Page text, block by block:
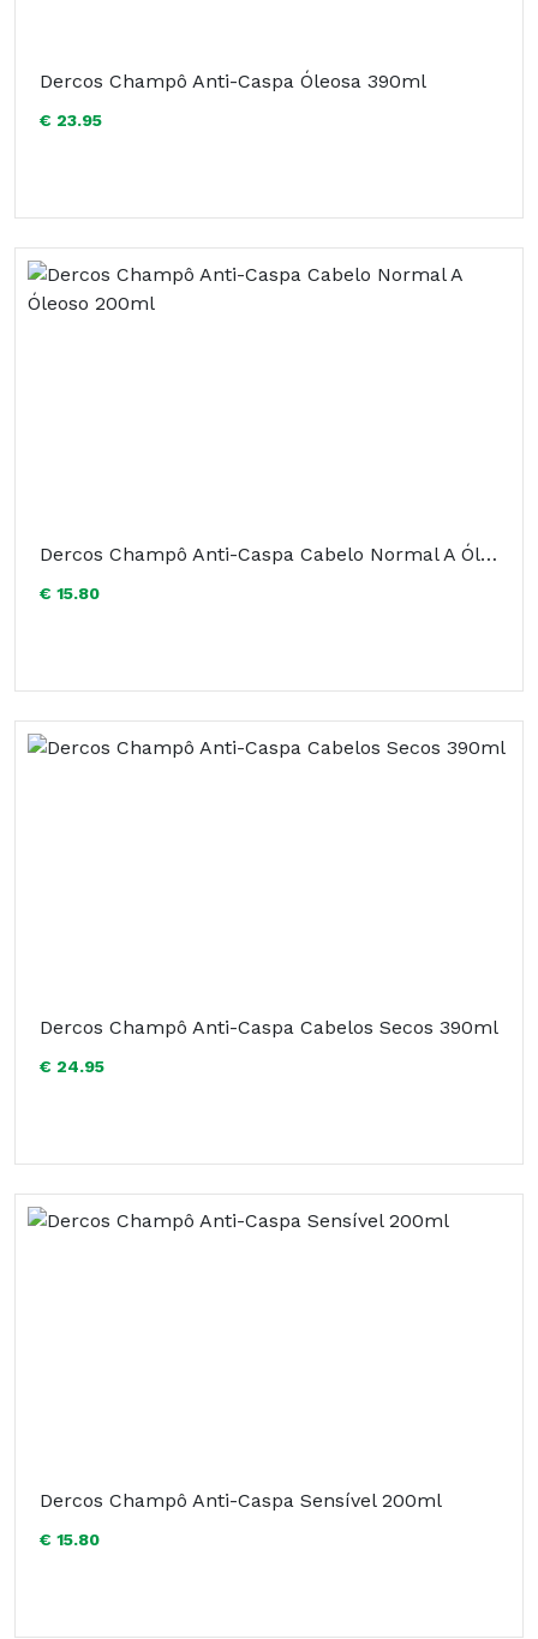
Dercos Champô Anti-Caspa Óleosa 390ml
€ 23.95
Dercos Champô Anti-Caspa Cabelo Normal A Óleoso 200ml
€ 15.80
Dercos Champô Anti-Caspa Cabelos Secos 390ml
€ 24.95
Dercos Champô Anti-Caspa Sensível 200ml
€ 15.80